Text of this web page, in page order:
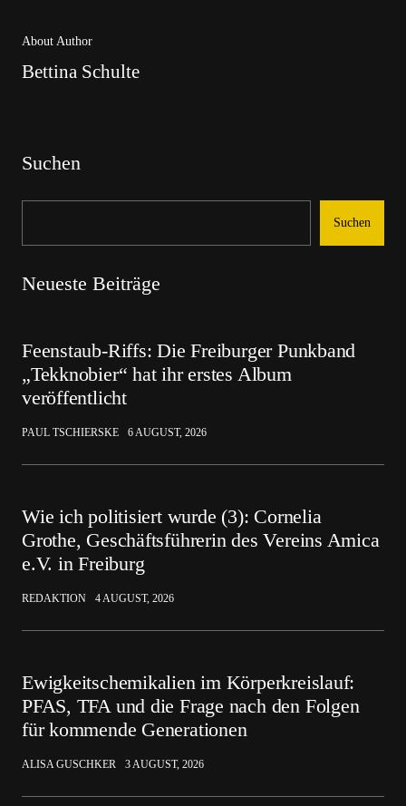
About Author
Bettina Schulte
Suchen
Suchen
Neueste Beiträge
Feenstaub-Riffs: Die Freiburger Punkband
„Tekknobier“ hat ihr erstes Album
veröffentlicht
PAUL TSCHIERSKE 6 AUGUST, 2026
Wie ich politisiert wurde (3): Cornelia
Grothe, Geschäftsführerin des Vereins Amica
e.V. in Freiburg
REDAKTION 4 AUGUST, 2026
Ewigkeitschemikalien im Körperkreislauf:
PFAS, TFA und die Frage nach den Folgen
für kommende Generationen
ALISA GUSCHKER 3 AUGUST, 2026